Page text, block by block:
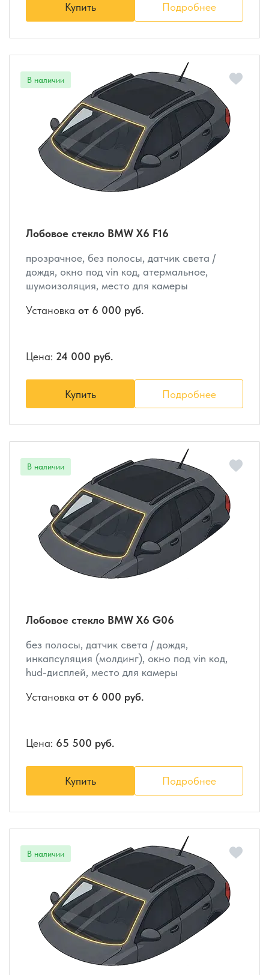
Купить Подробнее
Лобовое стекло BMW X6 F16
прозрачное, без полосы, датчик света /
дождя, окно под vin код, атермальное,
шумоизоляция, место для камеры
Установка от 6 000 руб.
Цена: 24 000 руб.
Купить Подробнее
Лобовое стекло BMW X6 G06
без полосы, датчик света / дождя,
инкапсуляция (молдинг), окно под vin код,
hud-дисплей, место для камеры
Установка от 6 000 руб.
Цена: 65 500 руб.
Купить Подробнее